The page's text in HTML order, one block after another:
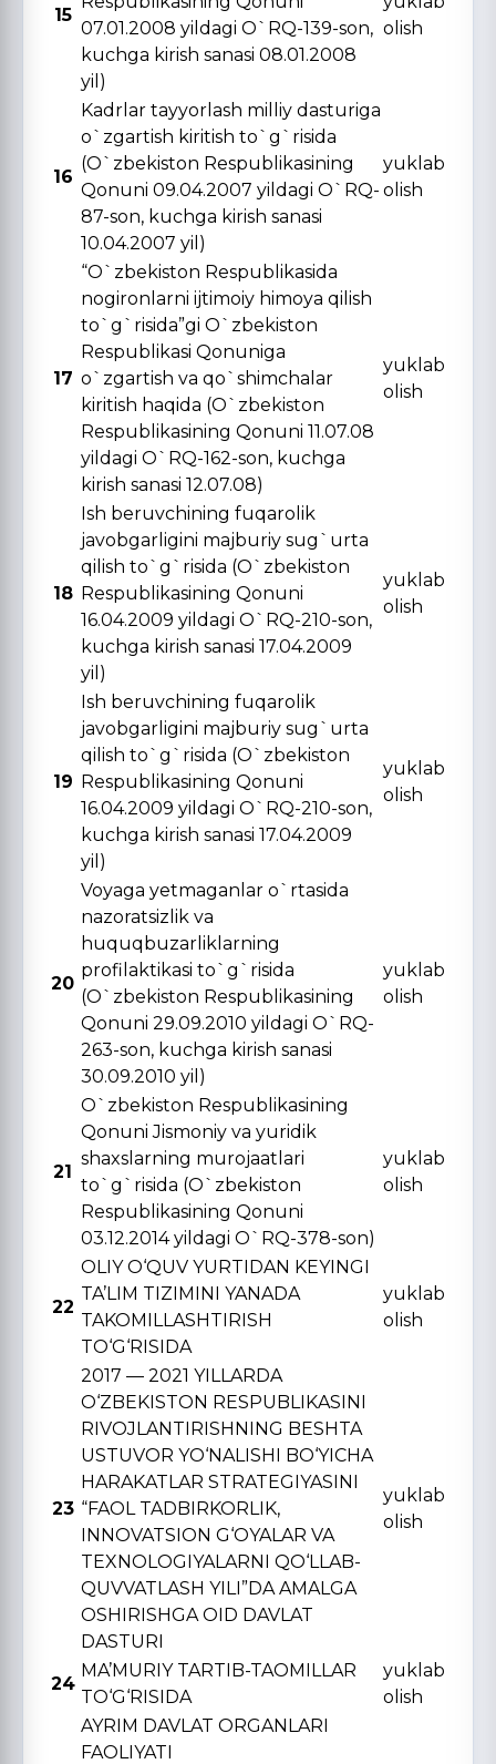
15
07.01.2008 yildagi O`RQ-139-son,
kuchga kirish sanasi 08.01.2008
yil)
olish
16
Kadrlar tayyorlash milliy dasturiga
o`zgartish kiritish to`g`risida
(O`zbekiston Respublikasining
Qonuni 09.04.2007 yildagi O`RQ-
87-son, kuchga kirish sanasi
10.04.2007 yil)
yuklab
olish
17
“O`zbekiston Respublikasida
nogironlarni ijtimoiy himoya qilish
to`g`risida”gi O`zbekiston
Respublikasi Qonuniga
o`zgartish va qo`shimchalar
kiritish haqida (O`zbekiston
Respublikasining Qonuni 11.07.08
yildagi O`RQ-162-son, kuchga
kirish sanasi 12.07.08)
yuklab
olish
18
Ish beruvchining fuqarolik
javobgarligini majburiy sug`urta
qilish to`g`risida (O`zbekiston
Respublikasining Qonuni
16.04.2009 yildagi O`RQ-210-son,
kuchga kirish sanasi 17.04.2009
yil)
yuklab
olish
19
Ish beruvchining fuqarolik
javobgarligini majburiy sug`urta
qilish to`g`risida (O`zbekiston
Respublikasining Qonuni
16.04.2009 yildagi O`RQ-210-son,
kuchga kirish sanasi 17.04.2009
yil)
yuklab
olish
20
Voyaga yetmaganlar o`rtasida
nazoratsizlik va
huquqbuzarliklarning
profilaktikasi to`g`risida
(O`zbekiston Respublikasining
Qonuni 29.09.2010 yildagi O`RQ-
263-son, kuchga kirish sanasi
30.09.2010 yil)
yuklab
olish
21
O`zbekiston Respublikasining
Qonuni Jismoniy va yuridik
shaxslarning murojaatlari
to`g`risida (O`zbekiston
Respublikasining Qonuni
03.12.2014 yildagi O`RQ-378-son)
yuklab
olish
22
OLIY O‘QUV YURTIDAN KЕYINGI
TA’LIM TIZIMINI YANADA
TAKOMILLASHTIRISH
TO‘G‘RISIDA
yuklab
olish
23
2017 — 2021 YILLARDA
O‘ZBЕKISTON RЕSPUBLIKASINI
RIVOJLANTIRISHNING BЕSHTA
USTUVOR YO‘NALISHI BO‘YICHA
HARAKATLAR STRATЕGIYASINI
“FAOL TADBIRKORLIK,
INNOVATSION G‘OYALAR VA
TЕXNOLOGIYALARNI QO‘LLAB-
QUVVATLASH YILI”DA AMALGA
OSHIRISHGA OID DAVLAT
DASTURI
yuklab
olish
24
MA’MURIY TARTIB-TAOMILLAR
TO‘G‘RISIDA
yuklab
olish
AYRIM DAVLAT ORGANLARI
FAOLIYATI